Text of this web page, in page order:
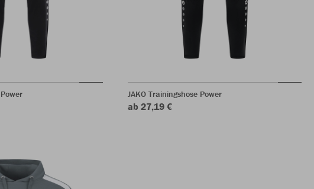
JAKO Trainingshose Power
ab 27,19 €